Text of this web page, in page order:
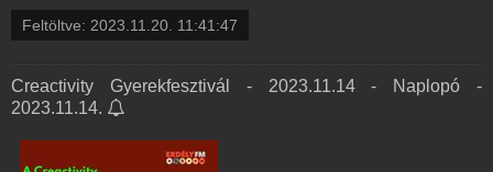
Feltöltve: 2023.11.20. 11:41:47
Creactivity Gyerekfesztivál - 2023.11.14 - Naplopó -
2023.11.14.